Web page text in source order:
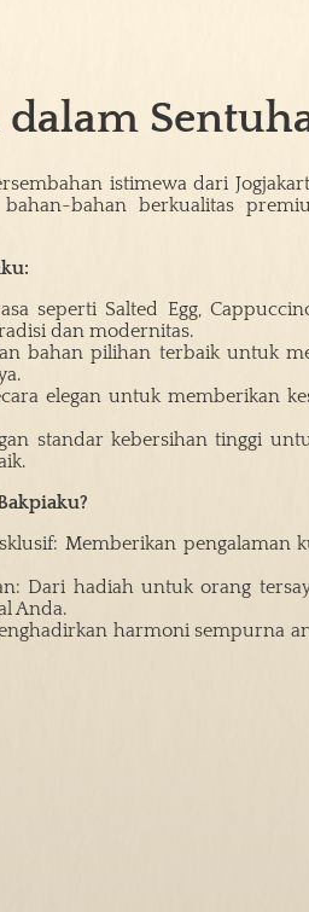
dalam
istimewa dari
bahan berkualitas
seperti Salted Egg,
dan modernitas.
bahan pilihan terbaik untuk
elegan untuk memberikan
standar kebersihan tinggi
Memberikan pengalaman
Dari hadiah untuk orang
Anda.
harmoni sempurna